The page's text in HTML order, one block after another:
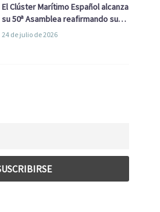
El Clúster Marítimo Español alcanza
su 50ª Asamblea reafirmando su
liderazgo en la Economía Azul
24 de julio de 2026